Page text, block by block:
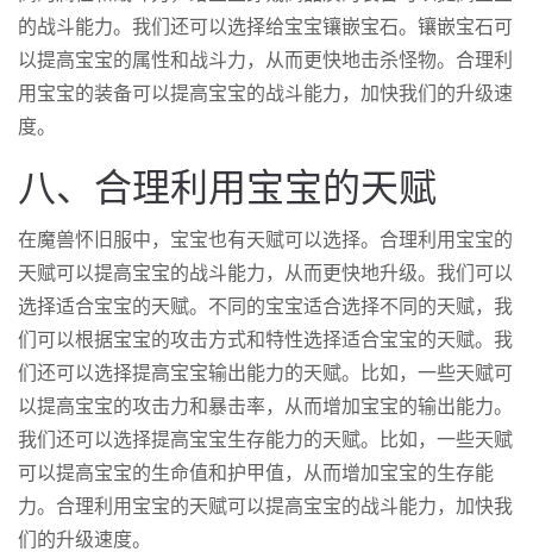
的战斗能力。我们还可以选择给宝宝镶嵌宝石。镶嵌宝石可
以提高宝宝的属性和战斗力，从而更快地击杀怪物。合理利
用宝宝的装备可以提高宝宝的战斗能力，加快我们的升级速
度。
八、合理利用宝宝的天赋
在魔兽怀旧服中，宝宝也有天赋可以选择。合理利用宝宝的
天赋可以提高宝宝的战斗能力，从而更快地升级。我们可以
选择适合宝宝的天赋。不同的宝宝适合选择不同的天赋，我
们可以根据宝宝的攻击方式和特性选择适合宝宝的天赋。我
们还可以选择提高宝宝输出能力的天赋。比如，一些天赋可
以提高宝宝的攻击力和暴击率，从而增加宝宝的输出能力。
我们还可以选择提高宝宝生存能力的天赋。比如，一些天赋
可以提高宝宝的生命值和护甲值，从而增加宝宝的生存能
力。合理利用宝宝的天赋可以提高宝宝的战斗能力，加快我
们的升级速度。